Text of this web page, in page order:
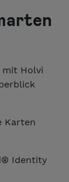
mit Holvi
Karten
Identity